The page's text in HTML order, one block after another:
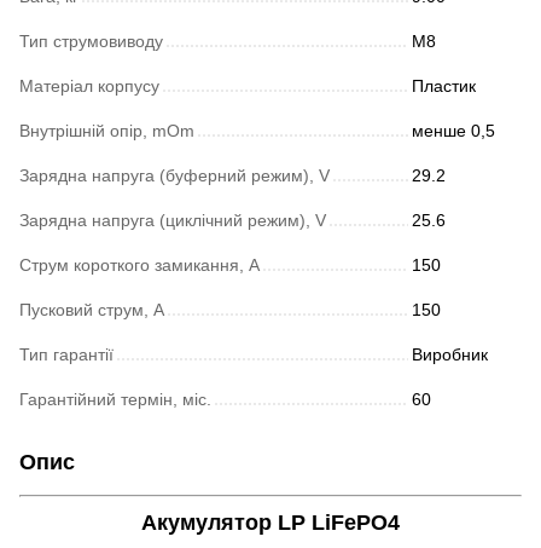
Тип струмовиводу М8
Матеріал корпусу Пластик
Внутрішній опір, mOm менше 0,5
Зарядна напруга (буферний режим), V 29.2
Зарядна напруга (циклічний режим), V 25.6
Струм короткого замикання, A 150
Пусковий струм, А 150
Тип гарантії Виробник
Гарантійний термін, міс. 60
Опис
Акумулятор LP LiFePO4